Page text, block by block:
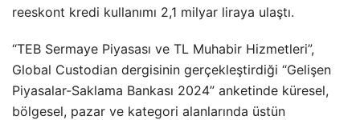
reeskont kredi kullanımı 2,1 milyar liraya ulaştı.
“TEB Sermaye Piyasası ve TL Muhabir Hizmetleri”,
Global Custodian dergisinin gerçekleştirdiği “Gelişen
Piyasalar-Saklama Bankası 2024” anketinde küresel,
bölgesel, pazar ve kategori alanlarında üstün